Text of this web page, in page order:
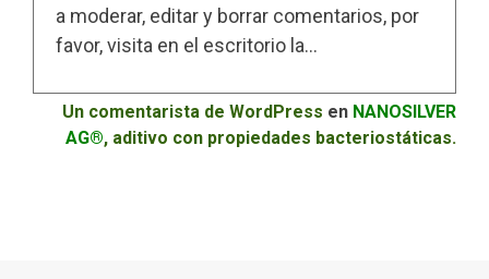
a moderar, editar y borrar comentarios, por
favor, visita en el escritorio la…
Un comentarista de WordPress en NANOSILVER
AG®, aditivo con propiedades bacteriostáticas.